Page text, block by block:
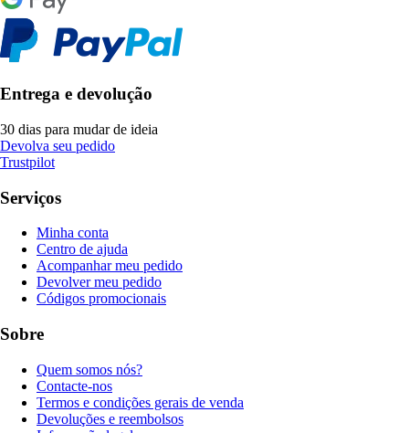
Entrega e devolução
30 dias para mudar de ideia
Devolva seu pedido
Trustpilot
Serviços
Minha conta
Centro de ajuda
Acompanhar meu pedido
Devolver meu pedido
Códigos promocionais
Sobre
Quem somos nós?
Contacte-nos
Termos e condições gerais de venda
Devoluções e reembolsos